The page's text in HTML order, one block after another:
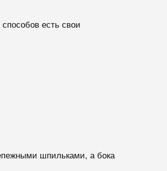
есть свои
шпильками, а бока